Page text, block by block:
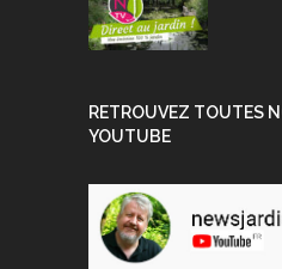
RETROUVEZ TOUTES
YOUTUBE